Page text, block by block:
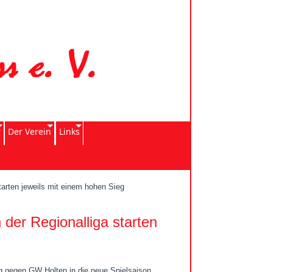
Der Verein Links
jeweils mit einem hohen Sieg
Regionalliga starten